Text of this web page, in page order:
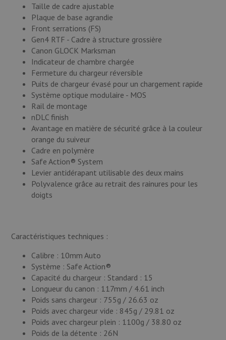
Taille de cadre ajustable
Plaque de base agrandie
Front serrations (FS)
Gen4 RTF - Cadre à structure grossière
Canon GLOCK Marksman
Indicateur de chambre chargée
Fermeture du chargeur réversible
Puits de chargeur évasé pour un chargement rapide
Système optique modulaire - MOS
Rail de montage
nDLC finish
Avantage en matière de sécurité grâce à la couleur
orange du suiveur
Cadre en polymère
Safe Action® System
Levier antidérapant utilisable des deux mains
Polyvalence grâce au retrait des rainures pour les
doigts
Caractéristiques techniques :
Calibre : 10mm Auto
Système : Safe Action®
Capacité du chargeur : Standard : 15
Longueur du canon : 117mm / 4.61 inch
Poids sans chargeur : 755g / 26.63 oz
Poids avec chargeur vide : 845g / 29.81 oz
Poids avec chargeur plein : 1100g / 38.80 oz
Poids de la détente : 26N